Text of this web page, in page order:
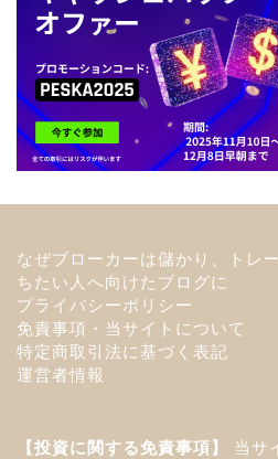
なぜブローカーは儲かり、トレ
ちたい人へ向けたブログに
プライバシーポリシー
免責事項・当サイトについて
特定商取引法に基づく表記
運営者情報
【投資に関する免責事項】 当サ